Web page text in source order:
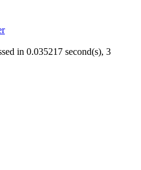
in 0.035217 second(s), 3